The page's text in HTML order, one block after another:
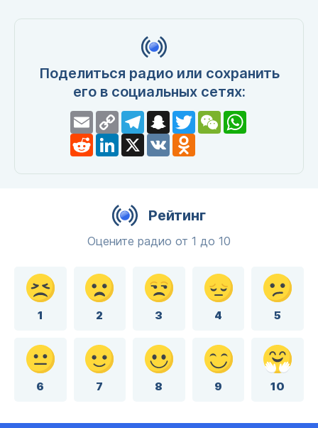
Поделиться радио или сохранить
его в социальных сетях:
EmailCopy
Link
TelegramSnapchat
TwitterWeChatWhatsApp
RedditLinkedIn
X VK Odnoklassniki
Рейтинг
Оцените радио от 1 до 10
1 2 3 4 5
6 7 8 9 10